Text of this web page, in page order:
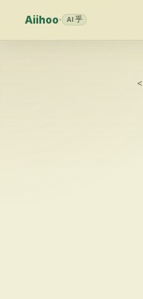
Aiihoo· AI 乎
<